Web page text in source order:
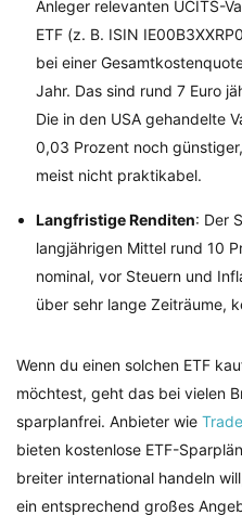
Anleger relevanten UCITS-
ETF (z. B. ISIN
bei einer
Jahr. Das sind rund 7 Euro
Die in den USA gehandelte
0,03 Prozent noch
meist nicht praktikabel.
Langfristige Renditen: Der
langjährigen Mittel rund 10
nominal, vor Steuern und
über sehr lange Zeiträume,
Wenn du einen solchen ETF
möchtest, geht das bei vielen
sparplanfrei. Anbieter wie
bieten kostenlose ETF-
breiter international handeln
ein entsprechend großes